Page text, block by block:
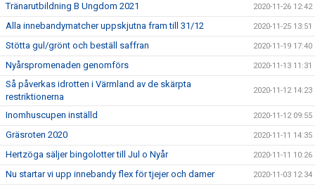
Tränarutbildning B Ungdom 2021 2020-11-26 12:42
Alla innebandymatcher uppskjutna fram till 31/12 2020-11-25 13:51
Stötta gul/grönt och beställ saffran 2020-11-19 17:40
Nyårspromenaden genomförs 2020-11-13 11:31
Så påverkas idrotten i Värmland av de skärpta
restriktionerna
2020-11-12 14:23
Inomhuscupen inställd 2020-11-12 09:55
Gräsroten 2020 2020-11-11 14:35
Hertzöga säljer bingolotter till Jul o Nyår 2020-11-11 10:26
Nu startar vi upp innebandy flex för tjejer och damer 2020-11-03 12:34